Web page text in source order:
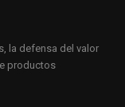
la defensa del valor
productos